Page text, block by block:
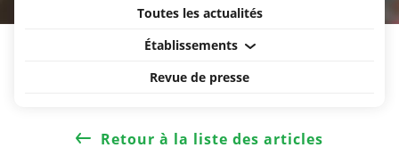
Toutes les actualités
Établissements
Revue de presse
Retour à la liste des articles